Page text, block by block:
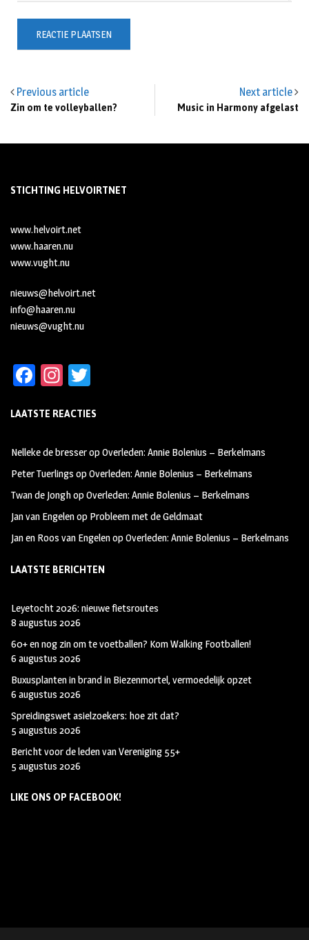
Previous article
Zin om te volleyballen?
Next article
Music in Harmony afgelast
STICHTING HELVOIRTNET
www.helvoirt.net
www.haaren.nu
www.vught.nu
nieuws@helvoirt.net
info@haaren.nu
nieuws@vught.nu
Fa
b
oo
k
In
ag
m
tt
LAATSTE REACTIES
Nelleke de bresseropOverleden: Annie Bolenius – Berkelmans
Peter Tuerlings opOverleden: Annie Bolenius – Berkelmans
Twan de JonghopOverleden: Annie Bolenius – Berkelmans
Jan van Engelenop Probleem met de Geldmaat
Jan en Roos van EngelenopOverleden: Annie Bolenius – Berkelmans
LAATSTE BERICHTEN
Leyetocht 2026: nieuwe fietsroutes
8 augustus 2026
60+ en nog zin om te voetballen? Kom Walking Footballen!
6 augustus 2026
Buxusplanten in brand in Biezenmortel, vermoedelijk opzet
6 augustus 2026
Spreidingswet asielzoekers: hoe zit dat?
5 augustus 2026
Bericht voor de leden van Vereniging 55+
5 augustus 2026
LIKE ONS OP FACEBOOK!